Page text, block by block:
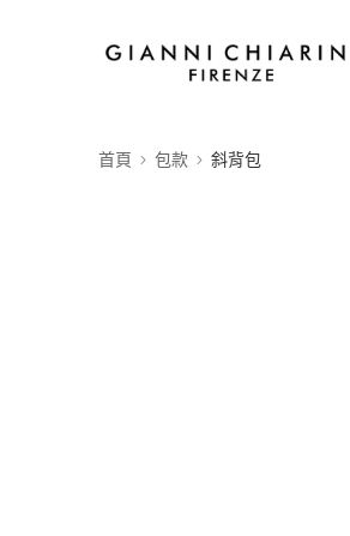
首頁 包款 斜背包